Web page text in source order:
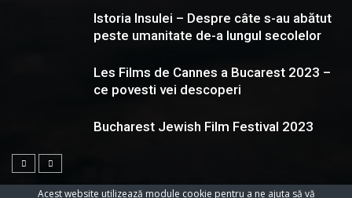
Istoria Insulei – Despre câte s-au abătut
peste umanitate de-a lungul secolelor
Les Films de Cannes a Bucarest 2023 –
ce povesti vei descoperi
Bucharest Jewish Film Festival 2023
Acest website utilizează module cookie pentru a ne ajuta să vă